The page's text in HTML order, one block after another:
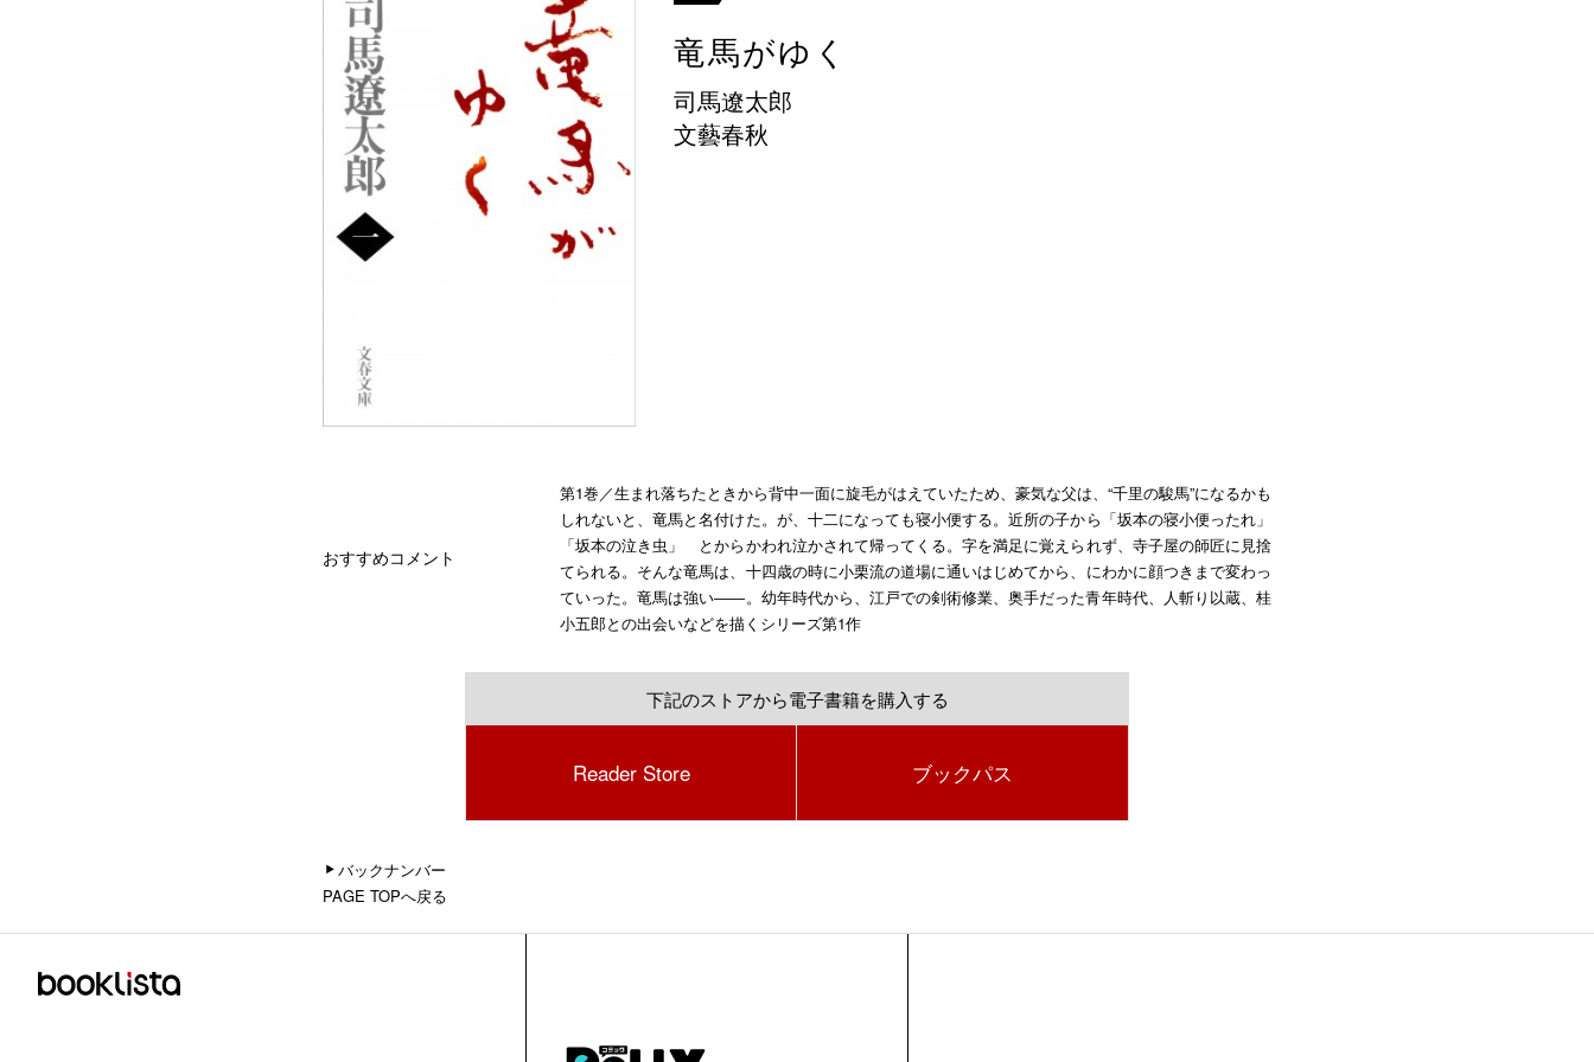
竜馬がゆく
司馬遼太郎
文藝春秋
おすすめコメント
第1巻／生まれ落ちたときから背中一面に旋毛がはえていたため、豪気な父は、“千里の駿馬”になるかも
しれないと、竜馬と名付けた。が、十二になっても寝小便する。近所の子から「坂本の寝小便ったれ」
「坂本の泣き虫」 とからかわれ泣かされて帰ってくる。字を満足に覚えられず、寺子屋の師匠に見捨
てられる。そんな竜馬は、十四歳の時に小栗流の道場に通いはじめてから、にわかに顔つきまで変わっ
ていった。竜馬は強い――。幼年時代から、江戸での剣術修業、奥手だった青年時代、人斬り以蔵、桂
小五郎との出会いなどを描くシリーズ第1作
下記のストアから電子書籍を購入する
Reader Store ブックパス
バックナンバー
PAGE TOPへ戻る